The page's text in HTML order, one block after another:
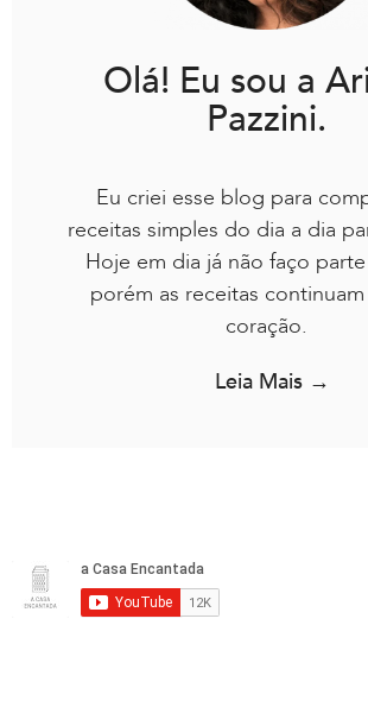
Olá! Eu sou a
Pazzini.
Eu criei esse blog para
receitas simples do dia a dia
Hoje em dia já não faço
porém as receitas
coração.
Leia Mais →